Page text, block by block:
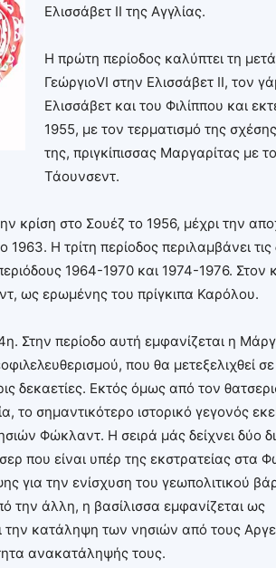
Ελισσάβετ ΙΙ της Αγγλίας.
Η πρώτη περίοδος καλύπτει τη
ΓεώργιοVI στην Ελισσάβετ ΙΙ, τον
Ελισσάβετ και του Φιλίππου και
1955, με τον τερματισμό της
της, πριγκίπισσας Μαργαρίτας με
Τάουνσεντ.
κρίση στο Σουέζ το 1956, μέχρι την
Η τρίτη περίοδος περιλαμβάνει τις
1964-1970 και 1974-1976. Στον
ως ερωμένης του πρίγκιπα Καρόλου.
Στην περίοδο αυτή εμφανίζεται η
που θα μετεξελιχθεί
δεκαετίες. Εκτός όμως από τον
το σημαντικότερο ιστορικό γεγονός
Φώκλαντ. Η σειρά μάς δείχνει δύο
που είναι υπέρ της εκστρατείας στα
για την ενίσχυση του γεωπολιτικού
την άλλη, η βασίλισσα εμφανίζεται ως
την κατάληψη των νησιών από τους
ανακατάληψής τους.